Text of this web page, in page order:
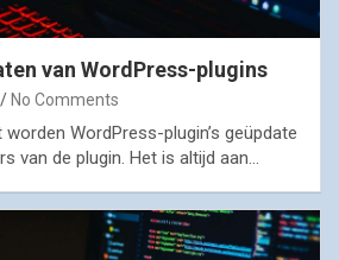
van WordPress-plugins
No Comments
WordPress-plugin’s geüpdate
van de plugin. Het is altijd aan…